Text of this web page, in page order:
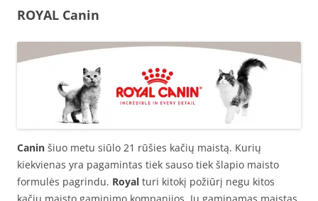
ROYAL Canin
Canin šiuo metu siūlo 21 rūšies kačių maistą. Kurių
kiekvienas yra pagamintas tiek sauso tiek šlapio maisto
formulės pagrindu. Royal turi kitokį požiūrį negu kitos
kačių maisto gaminimo kompanijos. Jų gaminamas maistas